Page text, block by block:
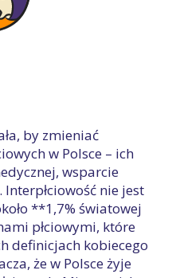
by zmieniać
w Polsce – ich
wsparcie
Interpłciowość nie jest
**1,7% światowej
płciowymi, które
definicjach kobiecego
że w Polsce żyje